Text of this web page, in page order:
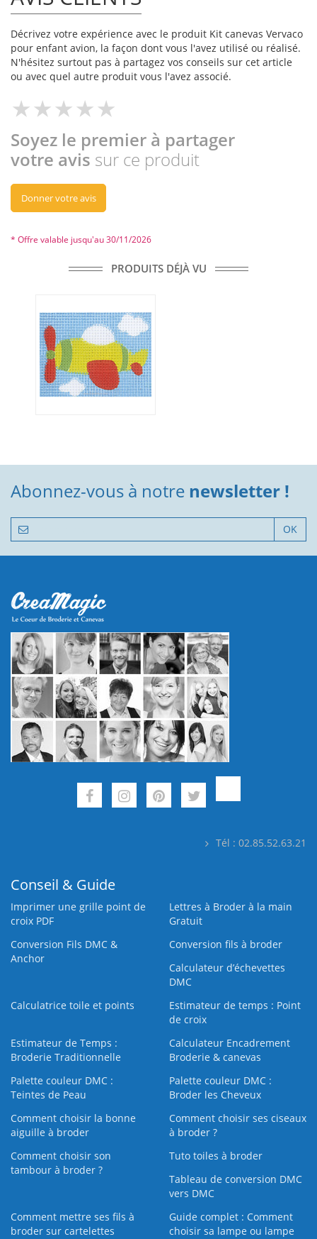
Décrivez votre expérience avec le produit Kit canevas Vervaco
pour enfant avion, la façon dont vous l'avez utilisé ou réalisé.
N'hésitez surtout pas à partagez vos conseils sur cet article
ou avec quel autre produit vous l'avez associé.
Soyez le premier à partager
votre avis sur ce produit
Donner votre avis
* Offre valable jusqu'au 30/11/2026
PRODUITS DÉJÀ VU
Abonnez-vous à notre newsletter !
OK
Tél : 02.85.52.63.21
Conseil & Guide
Imprimer une grille point de
croix PDF
Lettres à Broder à la main
Gratuit
Conversion Fils DMC &
Anchor
Conversion fils à broder
Calculateur d’échevettes
DMC
Calculatrice toile et points
Estimateur de temps : Point
de croix
Estimateur de Temps :
Broderie Traditionnelle
Calculateur Encadrement
Broderie & canevas
Palette couleur DMC :
Teintes de Peau
Palette couleur DMC :
Broder les Cheveux
Comment choisir la bonne
aiguille à broder
Comment choisir ses ciseaux
à broder ?
Comment choisir son
tambour à broder ?
Tuto toiles à broder
Tableau de conversion DMC
vers DMC
Comment mettre ses fils à
broder sur cartelettes
Guide complet : Comment
choisir sa lampe ou lampe